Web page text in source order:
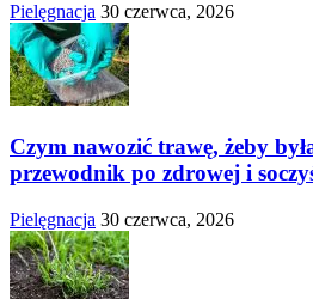
Pielęgnacja 30 czerwca, 2026
Czym nawozić trawę, żeby
przewodnik po zdrowej i
Pielęgnacja 30 czerwca, 2026